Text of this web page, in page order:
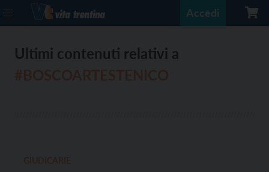
Accedi
Ultimi contenuti relativi a